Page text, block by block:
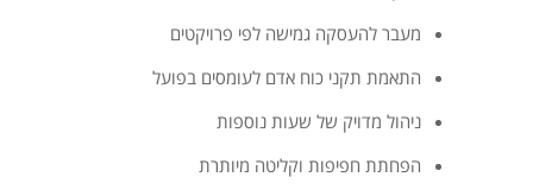
מעבר להעסקה גמישה לפי פרויקטים
התאמת תקני כוח אדם לעומסים בפועל
ניהול מדויק של שעות נוספות
הפחתת חפיפות וקליטה מיותרת